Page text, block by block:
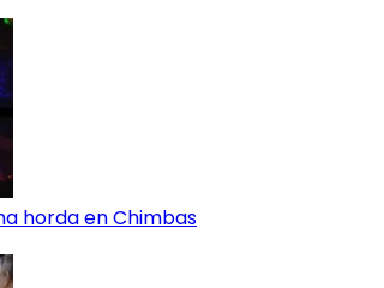
horda en Chimbas